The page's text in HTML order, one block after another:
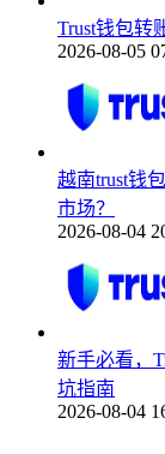
Trust钱包转
2026-08-05
越南trust钱
市场？
2026-08-04
新手必看，
坑指南
2026-08-04